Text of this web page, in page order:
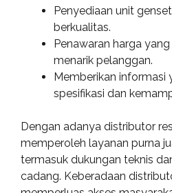
Penyediaan unit
berkualitas.
Penawaran harga
menarik pelanggan.
Memberikan informasi
spesifikasi dan
Dengan adanya distributor
memperoleh layanan purna
termasuk dukungan teknis
cadang. Keberadaan